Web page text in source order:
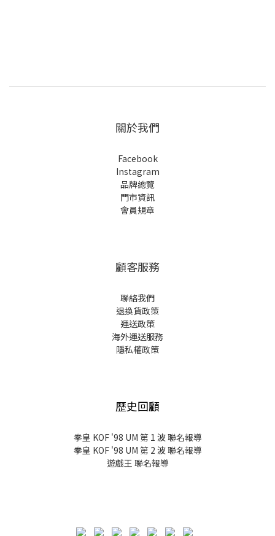
關於我們
Facebook
Instagram
品牌總覽
門市資訊
會員規章
顧客服務
聯絡我們
退換貨政策
運送政策
海外運送服務
隱私權政策
歷史回顧
拳皇 KOF '98 UM 第 1 波 聯名報導
拳皇 KOF '98 UM 第 2 波 聯名報導
遊戲王 聯名報導